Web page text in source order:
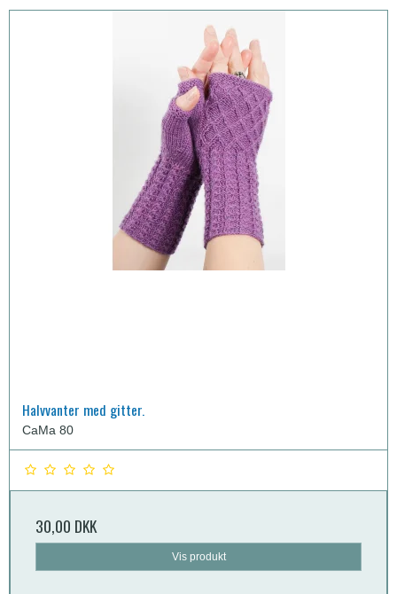
Halvvanter med gitter.
CaMa 80
30,00 DKK
Vis produkt